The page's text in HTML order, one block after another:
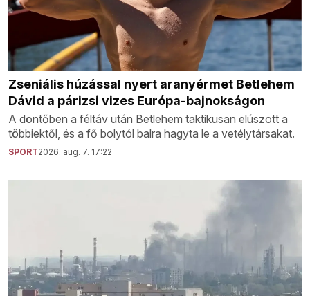
Zseniális húzással nyert aranyérmet Betlehem
Dávid a párizsi vizes Európa-bajnokságon
A döntőben a féltáv után Betlehem taktikusan elúszott a
többiektől, és a fő bolytól balra hagyta le a vetélytársakat.
SPORT2026. aug. 7. 17:22